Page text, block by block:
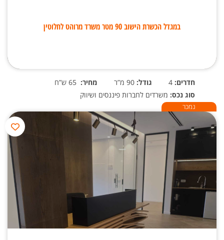
במגדל הכשרת הישוב 90 מטר משרד מרוהט לחלוטין
חדרים: גודל: מחיר:
סוג נכס: משרדים לחברות פיננסים ושיווק
נמכר